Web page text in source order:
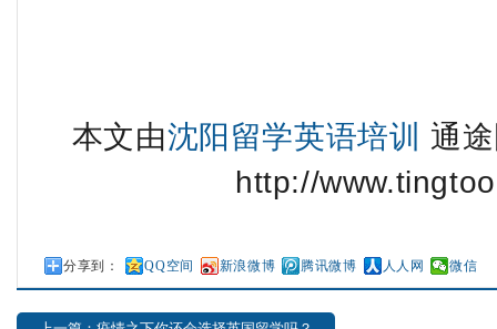
本文由沈阳留学英语培训 通
http://
分享到： QQ空间 新浪微博 腾讯微博 人人网 微信